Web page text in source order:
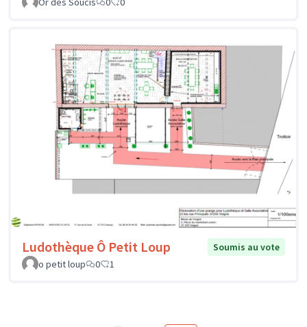
Ludothèque Ô Petit Loup
Soumis au vote
o petit loup
0 1